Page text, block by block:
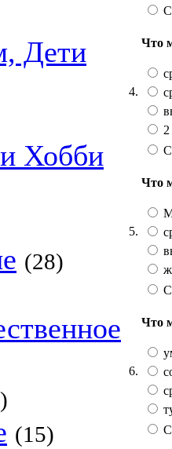
Дети
Хобби
(28)
(15)
4.
Что
5.
Что
6.
Что